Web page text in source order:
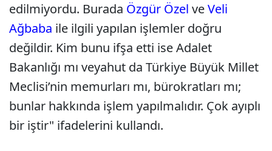
edilmiyordu. Burada Özgür Özel veVeli
Ağbaba ile ilgili yapılan işlemler doğru
değildir. Kim bunu ifşa etti ise Adalet
Bakanlığı mı veyahut da Türkiye Büyük Millet
Meclisi’nin memurları mı, bürokratları mı;
bunlar hakkında işlem yapılmalıdır. Çok ayıplı
bir iştir" ifadelerini kullandı.